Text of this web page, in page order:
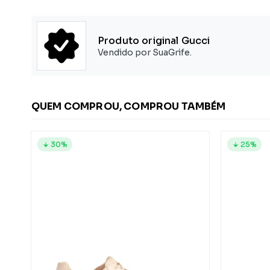
Produto original Gucci
Vendido por SuaGrife.
QUEM COMPROU, COMPROU TAMBÉM
30% 25%